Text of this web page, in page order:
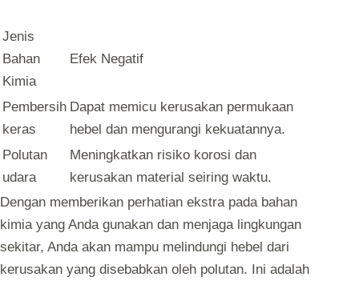
Jenis
Bahan
Kimia
Efek Negatif
Pembersih
keras
Dapat memicu kerusakan permukaan
hebel dan mengurangi kekuatannya.
Polutan
udara
Meningkatkan risiko korosi dan
kerusakan material seiring waktu.
Dengan memberikan perhatian ekstra pada bahan
kimia yang Anda gunakan dan menjaga lingkungan
sekitar, Anda akan mampu melindungi hebel dari
kerusakan yang disebabkan oleh polutan. Ini adalah